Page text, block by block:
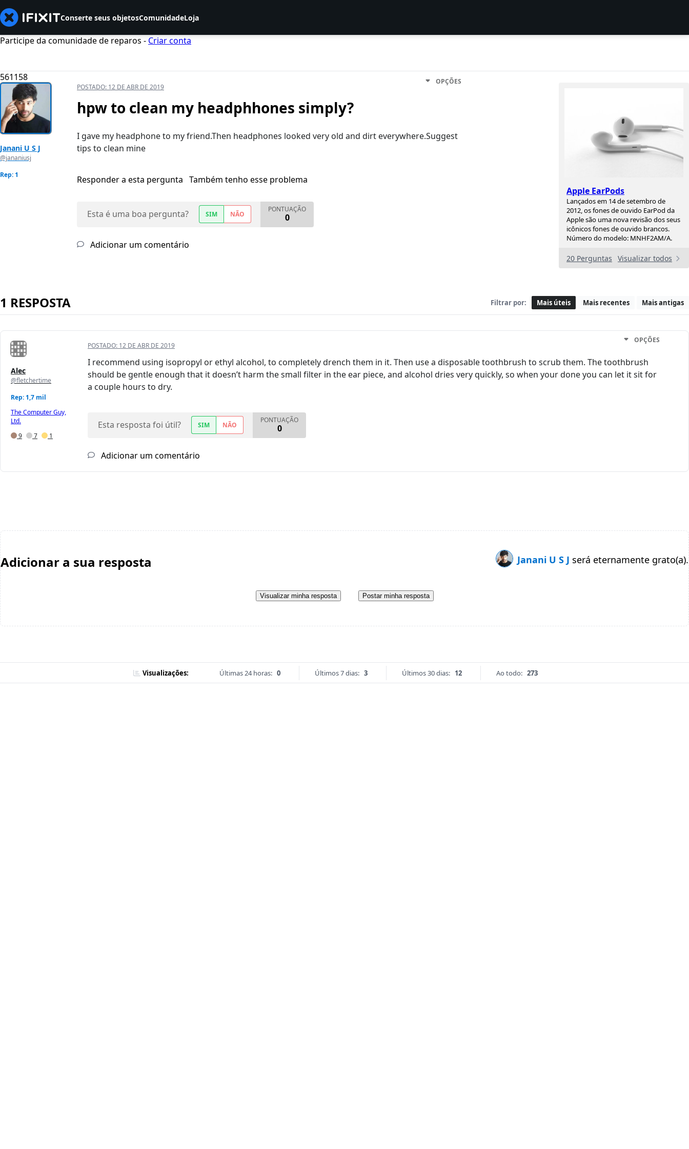
Conserte seus objetosComunidadeLoja
Participe da comunidade de reparos - Criar conta
561158
Apple EarPods
Lançados em 14 de setembro de
2012, os fones de ouvido EarPod da
Apple são uma nova revisão dos seus
icônicos fones de ouvido brancos.
Número do modelo: MNHF2AM/A.
20 Perguntas Visualizar todos
Janani U S J
@jananiusj
Rep: 1
POSTADO: 12 DE ABR DE 2019
OPÇÕES
hpw to clean my headphhones simply?
I gave my headphone to my friend.Then headphones looked very old and dirt everywhere.Suggest
tips to clean mine
Responder a esta pergunta Também tenho esse problema
Esta é uma boa pergunta? SIM NÃO
PONTUAÇÃO
0
Adicionar um comentário
1 RESPOSTA Filtrar por: Mais úteis Mais recentes Mais antigas
Alec
@fletchertime
Rep: 1,7 mil
The Computer Guy,
Ltd.
9
7 1
POSTADO: 12 DE ABR DE 2019
OPÇÕES
I recommend using isopropyl or ethyl alcohol, to completely drench them in it. Then use a disposable toothbrush to scrub them. The toothbrush
should be gentle enough that it doesn’t harm the small filter in the ear piece, and alcohol dries very quickly, so when your done you can let it sit for
a couple hours to dry.
Esta resposta foi útil? SIM NÃO
PONTUAÇÃO
0
Adicionar um comentário
Adicionar a sua resposta Janani U S J será eternamente grato(a).
Visualizar minha resposta Postar minha resposta
Visualizações: Últimas 24 horas: 0 Últimos 7 dias: 3 Últimos 30 dias: 12 Ao todo: 273